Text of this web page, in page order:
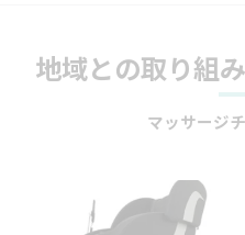
地域との取り組
マッサージ